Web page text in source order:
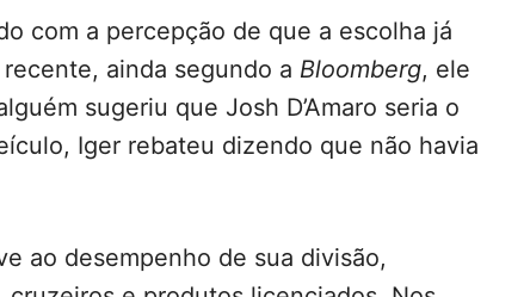
com a percepção de que a escolha já
ainda segundo a Bloomberg, ele
sugeriu que Josh D’Amaro seria o
Iger rebateu dizendo que não havia
ao desempenho de sua divisão,